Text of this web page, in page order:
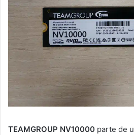
TEAMGROUP NV10000 parte de